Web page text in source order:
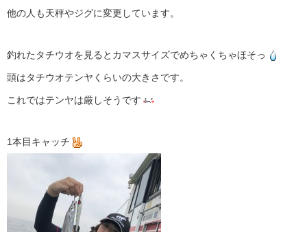
他の人も天秤やジグに変更しています。
釣れたタチウオを見るとカマスサイズでめちゃくちゃほそっ
頭はタチウオテンヤくらいの大きさです。
これではテンヤは厳しそうです
1本目キャッチ